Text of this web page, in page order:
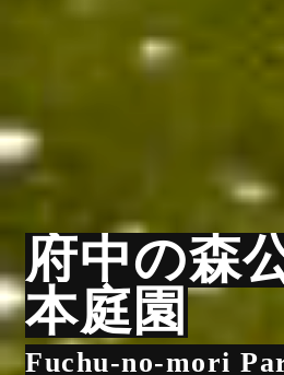
府中の森
本庭園
Fuchu-no-mori